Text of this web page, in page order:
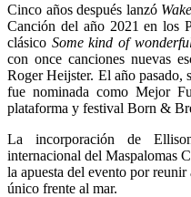
Cinco años después lanzó
Canción del año 2021 en los
clásico Some kind of
con once canciones nuevas
Roger Heijster. El año pasado,
fue nominada como Mejor
plataforma y festival Born &
La incorporación de
internacional del Maspalomas
la apuesta del evento por
único frente al mar.